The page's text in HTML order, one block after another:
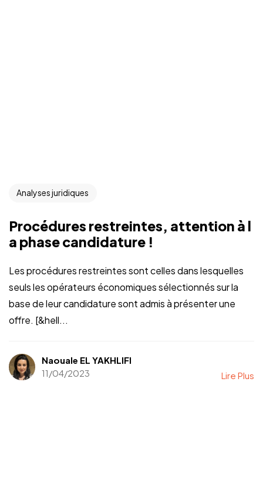
Analyses juridiques
Procédures restreintes, attention à l
a phase candidature !
Les procédures restreintes sont celles dans lesquelles
seuls les opérateurs économiques sélectionnés sur la
base de leur candidature sont admis à présenter une
offre. [&hell...
Naouale EL YAKHLIFI
11/04/2023
Lire Plus